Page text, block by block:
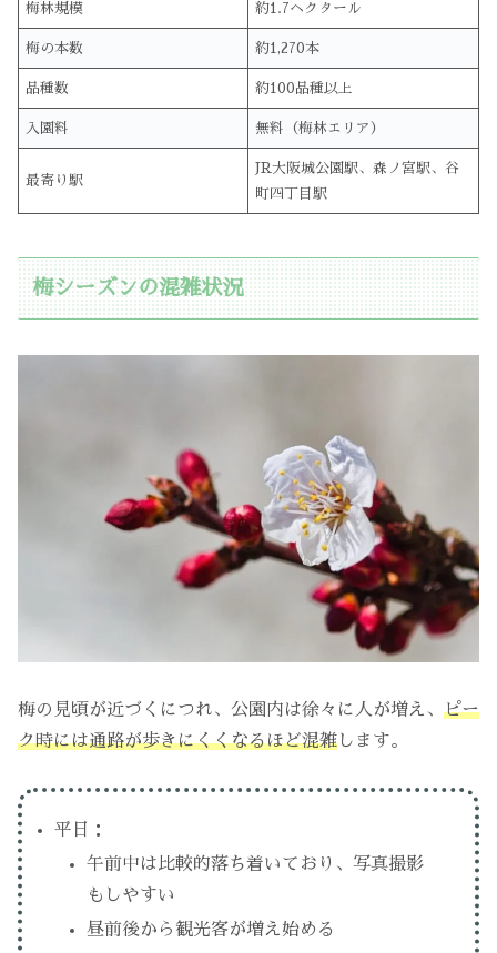
梅林規模 約1.7ヘクタール
梅の本数 約1,270本
品種数 約100品種以上
入園料 無料（梅林エリア）
最寄り駅
JR大阪城公園駅、森ノ宮駅、谷
町四丁目駅
梅シーズンの混雑状況
梅の見頃が近づくにつれ、公園内は徐々に人が増え、 ピー
ク時には通路が歩きにくくなるほど混雑 します。
平日：
午前中は比較的落ち着いており、写真撮影
もしやすい
昼前後から観光客が増え始める